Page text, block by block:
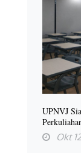
UPNVJ
Okt